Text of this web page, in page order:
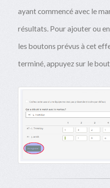
ayant commencé avec le
résultats. Pour ajouter ou
les boutons prévus à cet
terminé, appuyez sur le